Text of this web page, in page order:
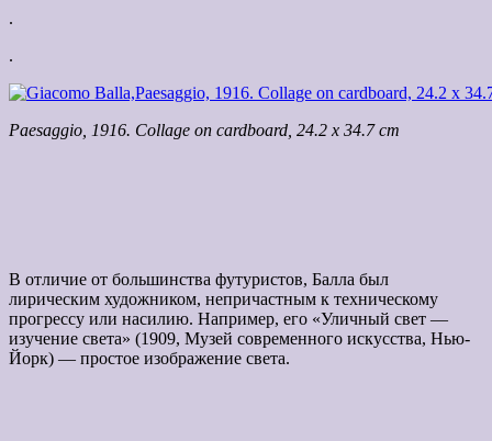
.
.
Paesaggio, 1916. Collage on cardboard, 24.2 x 34.7 cm
В отличие от большинства футуристов, Балла был
лирическим художником, непричастным к техническому
прогрессу или насилию. Например, его «Уличный свет —
изучение света» (1909, Музей современного искусства, Нью-
Йорк) — простое изображение света.